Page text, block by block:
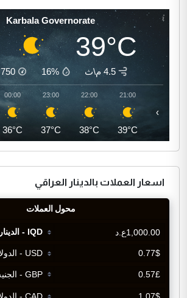
Karbala Governorate
39°C
4.5 م\ث 16%
750
21:00
39°C
22:00
38°C
23:00
37°C
00:00
36°C
›
اسعار العملات بالدينار العراقي